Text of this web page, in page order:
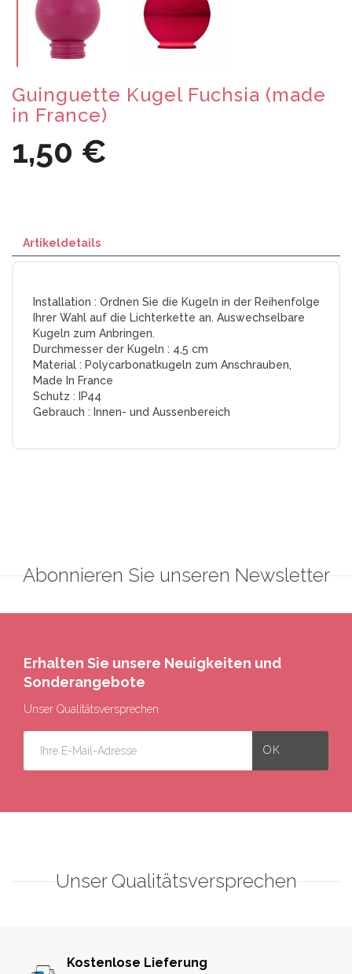
Guinguette Kugel Fuchsia (made
in France)
1,50 €
Artikeldetails
Installation : Ordnen Sie die Kugeln in der Reihenfolge
Ihrer Wahl auf die Lichterkette an. Auswechselbare
Kugeln zum Anbringen.
Durchmesser der Kugeln : 4,5 cm
Material : Polycarbonatkugeln zum Anschrauben,
Made In France
Schutz :
IP44
Gebrauch : Innen- und Aussenbereich
Abonnieren Sie unseren Newsletter
Erhalten Sie unsere Neuigkeiten und
Sonderangebote
Unser Qualitätsversprechen
Unser Qualitätsversprechen
Kostenlose Lieferung